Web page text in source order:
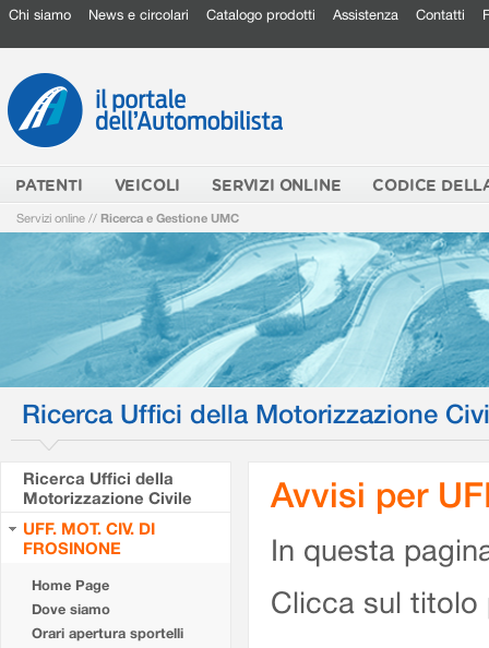
Chi siamo News e circolari Catalogo prodotti Assistenza Contatti
PATENTI VEICOLI SERVIZI ONLINE CODICE
Servizi online // Ricerca e Gestione UMC
Ricerca Uffici della Motorizzazione
Ricerca Uffici della
Motorizzazione Civile
UFF. MOT. CIV. DI
FROSINONE
Home Page
Dove siamo
Orari apertura sportelli
Avvisi per
In questa
Clicca sul titolo